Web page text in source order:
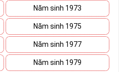
Năm sinh 1973
Năm sinh 1975
Năm sinh 1977
Năm sinh 1979